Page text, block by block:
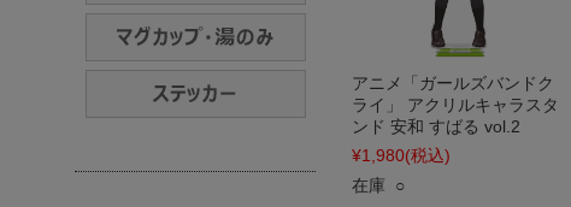
アニメ「ガールズバンドク
ライ」 アクリルキャラスタ
ンド 安和 すばる vol.2
¥1,980(税込)
在庫 ○